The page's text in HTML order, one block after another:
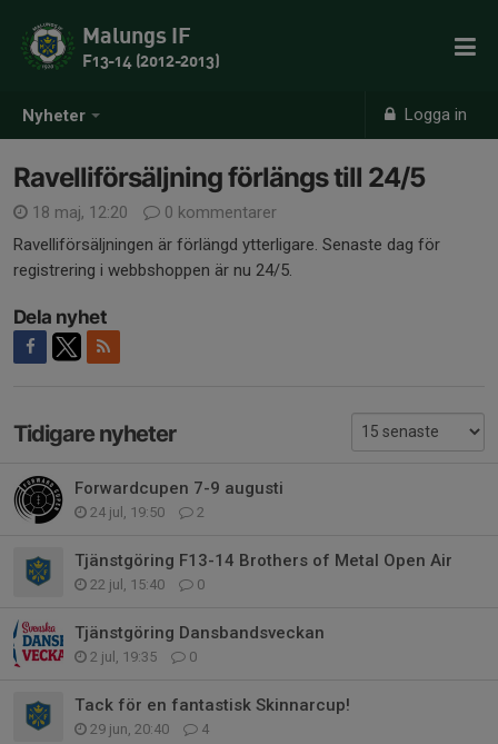
Nyheter Logga in
Malungs IF
F13-14 (2012-2013)
Ravelliförsäljning förlängs till 24/5
18 maj, 12:20
0 kommentarer
Ravelliförsäljningen är förlängd ytterligare. Senaste dag för
registrering i webbshoppen är nu 24/5.
Dela nyhet
Tidigare nyheter
Forwardcupen 7-9 augusti
24 jul, 19:50 2
Tjänstgöring F13-14 Brothers of Metal Open Air
22 jul, 15:40 0
Tjänstgöring Dansbandsveckan
2 jul, 19:35 0
Tack för en fantastisk Skinnarcup!
29 jun, 20:40 4